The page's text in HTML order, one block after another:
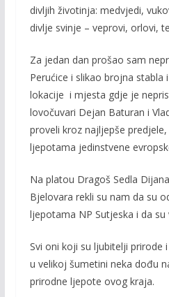
divljih životinja: medvjedi,
divlje svinje – veprovi, orlovi,
Za jedan dan prošao sam
Perućice i slikao brojna stabla
lokacije i mjesta gdje je
lovočuvari Dejan Baturan i
proveli kroz najljepše
ljepotama jedinstvene
Na platou Dragoš Sedla
Bjelovara rekli su nam da su
ljepotama NP Sutjeska i da
Svi oni koji su ljubitelji prirode
u velikoj šumetini neka dođu
prirodne ljepote ovog kraja.